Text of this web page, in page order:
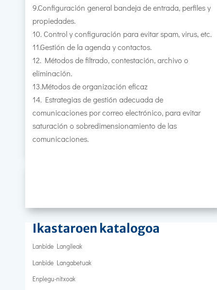
9.Configuración general bandeja de entrada, perfiles y
propiedades.
10. Control y configuración para evitar spam, virus, etc.
11.Gestión de la agenda y contactos.
12. Métodos de filtrado, contestación, archivo o
eliminación.
13.Métodos de organización eficaz
14. Estrategias de gestión adecuada de
comunicaciones por correo electrónico, para evitar
saturación o sobredimensionamiento de las
comunicaciones.
Ikastaroen katalogoa
Lanbide Langileak
Lanbide Langabetuak
Enplegu-nitxoak